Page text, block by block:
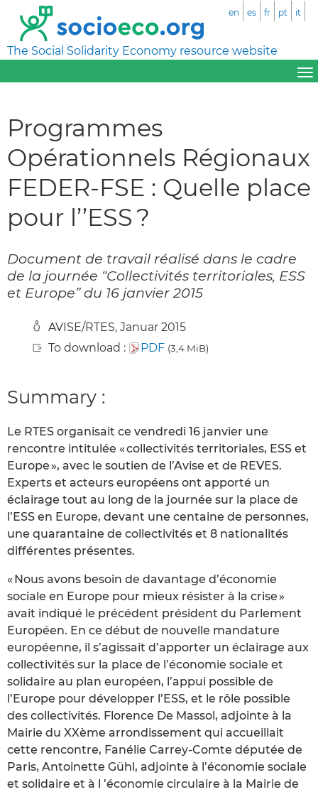
The Social Solidarity Economy resource website
en es fr pt it
Programmes
Opérationnels Régionaux
FEDER-FSE : Quelle place
pour l’’ESS ?
Document de travail réalisé dans le cadre
de la journée “Collectivités territoriales, ESS
et Europe” du 16 janvier 2015
AVISE/RTES, Januar 2015
To download :
PDF (3,4 MiB)
Summary :
Le RTES organisait ce vendredi 16 janvier une
rencontre intitulée « collectivités territoriales, ESS et
Europe », avec le soutien de l’Avise et de REVES.
Experts et acteurs européens ont apporté un
éclairage tout au long de la journée sur la place de
l’ESS en Europe, devant une centaine de personnes,
une quarantaine de collectivités et 8 nationalités
différentes présentes.
« Nous avons besoin de davantage d’économie
sociale en Europe pour mieux résister à la crise »
avait indiqué le précédent président du Parlement
Européen. En ce début de nouvelle mandature
européenne, il s’agissait d’apporter un éclairage aux
collectivités sur la place de l’économie sociale et
solidaire au plan européen, l’appui possible de
l’Europe pour développer l’ESS, et le rôle possible
des collectivités. Florence De Massol, adjointe à la
Mairie du XXème arrondissement qui accueillait
cette rencontre, Fanélie Carrey-Comte députée de
Paris, Antoinette Gühl, adjointe à l’économie sociale
et solidaire et à l ’économie circulaire à la Mairie de